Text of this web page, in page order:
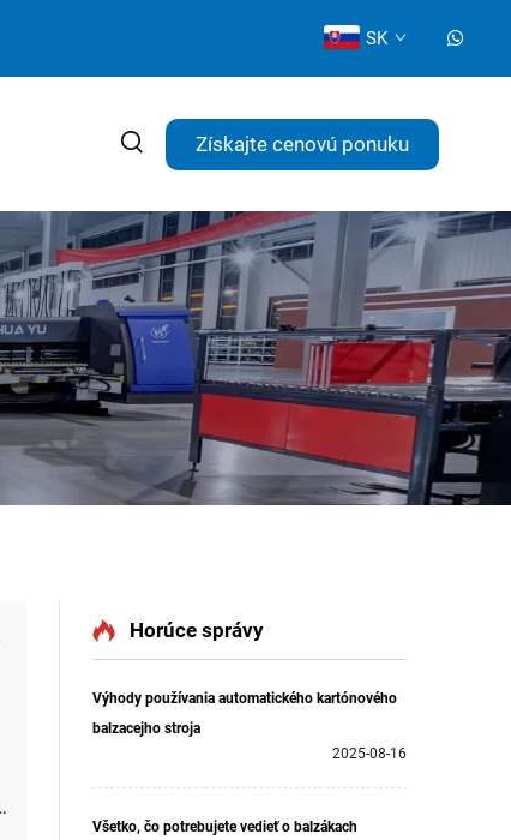
SK
Získajte cenovú ponuku
Horúce správy
Výhody používania automatického kartónového
balzacejho stroja
2025-08-16
Všetko, čo potrebujete vedieť o balzákach